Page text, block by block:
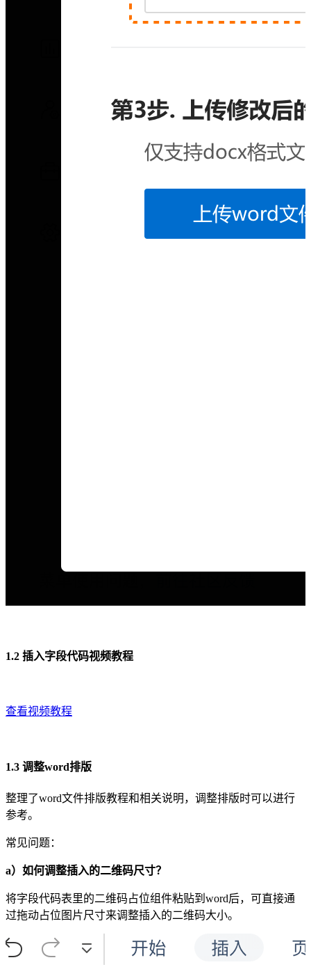
1.2 插入字段代码视频教程
查看视频教程
1.3 调整word排版
整理了word文件排版教程和相关说明，调整排版时可以进行
参考。
常见问题：
a）如何调整插入的二维码尺寸？
将字段代码表里的二维码占位组件粘贴到word后，可直接通
过拖动占位图片尺寸来调整插入的二维码大小。